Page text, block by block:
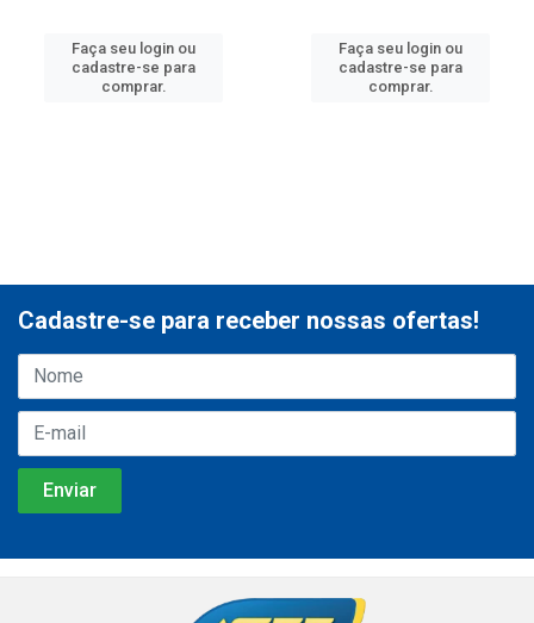
Faça seu login ou
cadastre-se para
comprar.
Faça seu login ou
cadastre-se para
comprar.
Cadastre-se para receber nossas ofertas!